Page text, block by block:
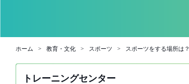
ホーム 教育・文化 スポーツ スポーツをする場所は？
トレーニングセンター